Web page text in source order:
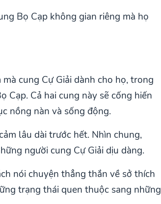
Bọ Cạp không gian riêng mà họ
cung Cự Giải dành cho họ, trong
Cạp. Cả hai cung này sẽ cống hiến
nồng nàn và sống động.
lâu dài trước hết. Nhìn chung,
người cung Cự Giải dịu dàng.
nói chuyện thẳng thắn về sở thích
trạng thái quen thuộc sang những